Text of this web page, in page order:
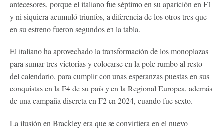
antecesores, porque el italiano fue séptimo en su aparición en F1
y ni siquiera acumuló triunfos, a diferencia de los otros tres que
en su estreno fueron segundos en la tabla.
El italiano ha aprovechado la transformación de los monoplazas
para sumar tres victorias y colocarse en la pole rumbo al resto
del calendario, para cumplir con unas esperanzas puestas en sus
conquistas en la F4 de su país y en la Regional Europea, además
de una campaña discreta en F2 en 2024, cuando fue sexto.
La ilusión en Brackley era que se convirtiera en el nuevo